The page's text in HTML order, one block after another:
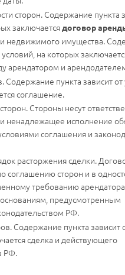
сторон. Содержание пункта
заключаетсядоговор
недвижимого имущества.
условий, на которых
арендатором и
Содержание пункта зависит от
соглашение.
Стороны несут
ненадлежащее исполнение
соглашения и
расторжения сделки.
соглашению сторон и в
требованию
предусмотренным
РФ.
Содержание пункта зависит
сделка и действующего
РФ.